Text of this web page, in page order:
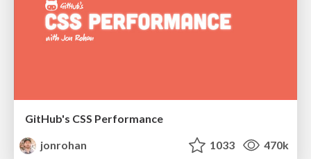
GitHub's CSS Performance
jonrohan
1033 470k